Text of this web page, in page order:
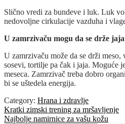
Slično vredi za bundeve i luk. Luk
nedovoljne cirkulacije vazduha i
U zamrzivaču mogu da se drže jaja
U zamrzivaču može da se drži
sosevi, tortilje pa čak i jaja. Moguće
meseca. Zamrzivač treba dobro
bi se uštedela energija.
Category: Hrana i zdravlje
Post
Previous
post:
Kratki zimski trening za mršavljenje
Next
Najbolje namirnice za vašu kožu